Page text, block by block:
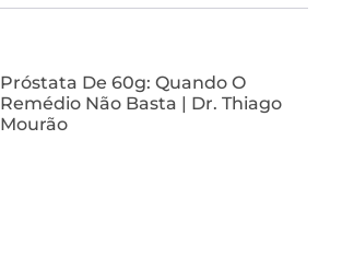
Próstata De 60g: Quando O
Remédio Não Basta | Dr. Thiago
Mourão